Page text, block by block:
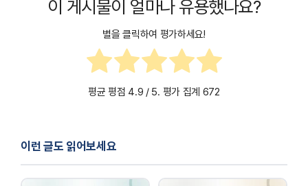
이 게시물이 얼마나 유용했나요?
별을 클릭하여 평가하세요!
평균 평점 4.9 / 5. 평가 집계 672
이런 글도 읽어보세요